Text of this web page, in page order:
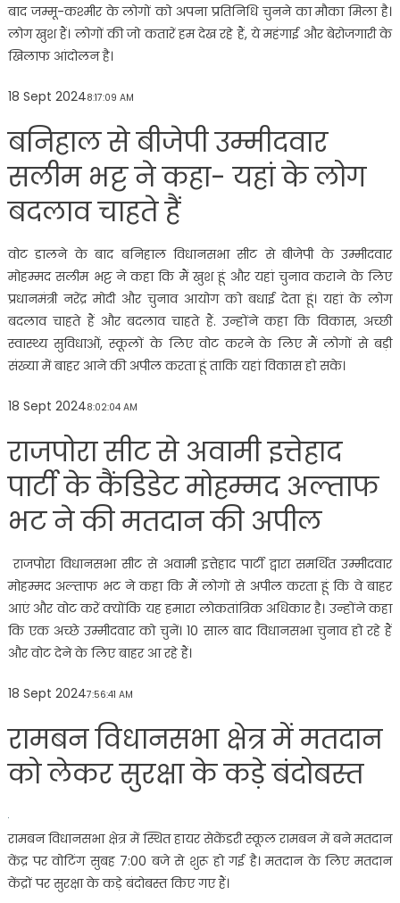
बाद जम्मू-कश्मीर के लोगों को अपना प्रतिनिधि चुनने का मौका मिला है।
लोग खुश हैं। लोगों की जो कतारें हम देख रहे हैं, ये महंगाई और बेरोजगारी के
खिलाफ आंदोलन है।
18 Sept 20248:17:09 AM
बनिहाल से बीजेपी उम्मीदवार
सलीम भट्ट ने कहा- यहां के लोग
बदलाव चाहते हैं
वोट डालने के बाद बनिहाल विधानसभा सीट से बीजेपी के उम्मीदवार
मोहम्मद सलीम भट्ट ने कहा कि मैं खुश हूं और यहां चुनाव कराने के लिए
प्रधानमंत्री नरेंद्र मोदी और चुनाव आयोग को बधाई देता हूं। यहां के लोग
बदलाव चाहते हैं और बदलाव चाहते हैं. उन्होंने कहा कि विकास, अच्छी
स्वास्थ्य सुविधाओं, स्कूलों के लिए वोट करने के लिए मैं लोगों से बड़ी
संख्या में बाहर आने की अपील करता हूं ताकि यहां विकास हो सके।
18 Sept 20248:02:04 AM
राजपोरा सीट से अवामी इत्तेहाद
पार्टी के कैंडिडेट मोहम्मद अल्ताफ
भट ने की मतदान की अपील
राजपोरा विधानसभा सीट से अवामी इत्तेहाद पार्टी द्वारा समर्थित उम्मीदवार
मोहम्मद अल्ताफ भट ने कहा कि मैं लोगों से अपील करता हूं कि वे बाहर
आएं और वोट करें क्योंकि यह हमारा लोकतांत्रिक अधिकार है। उन्होंने कहा
कि एक अच्छे उम्मीदवार को चुनें। 10 साल बाद विधानसभा चुनाव हो रहे हैं
और वोट देने के लिए बाहर आ रहे हैं।
18 Sept 20247:56:41 AM
रामबन विधानसभा क्षेत्र में मतदान
को लेकर सुरक्षा के कड़े बंदोबस्त
रामबन विधानसभा क्षेत्र में स्थित हायर सेकेंडरी स्कूल रामबन में बने मतदान
केंद्र पर वोटिंग सुबह 7:00 बजे से शुरू हो गई है। मतदान के लिए मतदान
केंद्रों पर सुरक्षा के कड़े बंदोबस्त किए गए हैं।